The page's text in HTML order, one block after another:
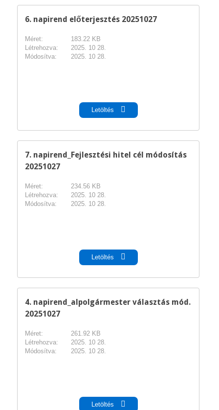
6. napirend előterjesztés 20251027
Méret:
183.22 KB
Létrehozva:
2025. 10 28.
Módosítva:
2025. 10 28.
Letöltés
7. napirend_Fejlesztési hitel cél módosítás
20251027
Méret:
234.56 KB
Létrehozva:
2025. 10 28.
Módosítva:
2025. 10 28.
Letöltés
4. napirend_alpolgármester választás mód.
20251027
Méret:
261.92 KB
Létrehozva:
2025. 10 28.
Módosítva:
2025. 10 28.
Letöltés